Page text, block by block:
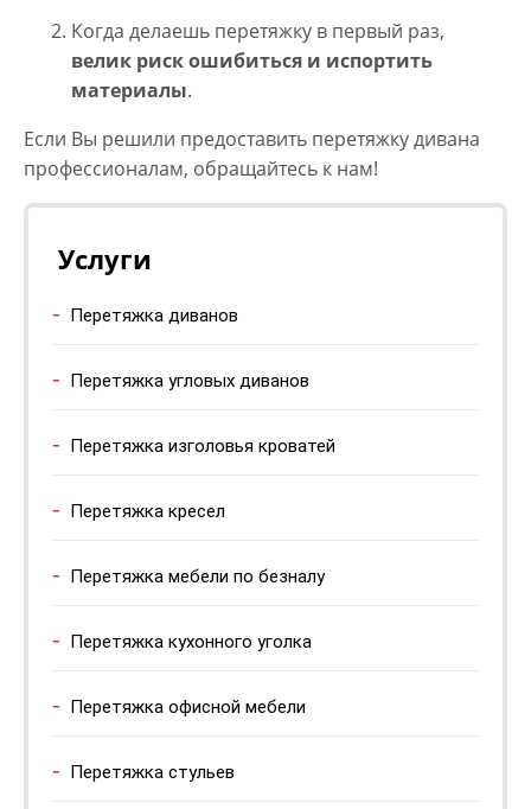
Услуги
Перетяжка диванов
Перетяжка угловых диванов
Перетяжка изголовья кроватей
Перетяжка кресел
Перетяжка мебели по безналу
Перетяжка кухонного уголка
Перетяжка офисной мебели
Перетяжка стульев
Когда делаешь перетяжку в первый раз,
велик риск ошибиться и испортить
материалы.
Если Вы решили предоставить перетяжку дивана
профессионалам, обращайтесь к нам!